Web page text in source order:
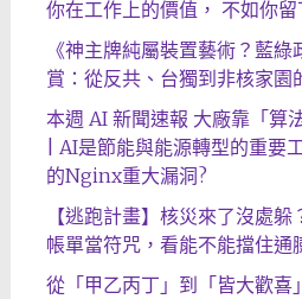
你在工作上的價值， 不如你
《神主牌純屬裝置藝術？藍
賞：從反共、台獨到非核家園
本週 AI 新聞速報 大廠靠「算
| AI是節能與能源轉型的重要
的Nginx重大漏洞?
【逃跑計畫】核災來了沒處
帳單當符咒，看能不能擋住通
從「甲乙丙丁」到「皆大歡喜